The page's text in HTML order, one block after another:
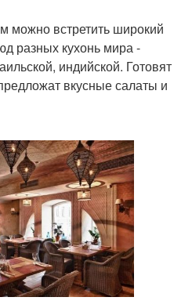
можно встретить широкий
разных кухонь мира -
индийской. Готовят
вкусные салаты и